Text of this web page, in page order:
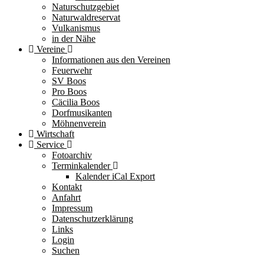
Naturschutzgebiet
Naturwaldreservat
Vulkanismus
in der Nähe
Vereine
Informationen aus den Vereinen
Feuerwehr
SV Boos
Pro Boos
Cäcilia Boos
Dorfmusikanten
Möhnenverein
Wirtschaft
Service
Fotoarchiv
Terminkalender
Kalender iCal Export
Kontakt
Anfahrt
Impressum
Datenschutzerklärung
Links
Login
Suchen